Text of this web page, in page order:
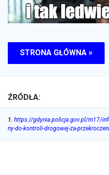
STRONA GŁÓWNA »
ŹRÓDŁA:
1. https://gdynia.policja.gov.pl/m17/
ny-do-kontroli-drogowej-za-